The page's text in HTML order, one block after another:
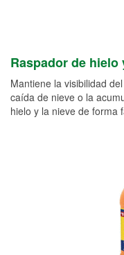
Raspador de
Mantiene la visibilidad
caída de nieve o la
hielo y la nieve de forma